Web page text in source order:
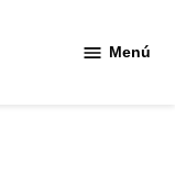
Menú